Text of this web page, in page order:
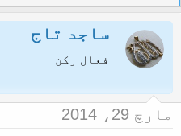
e
a
c
t
o
n
ساجد تاج
فعال رکن
مارچ 29، 2014